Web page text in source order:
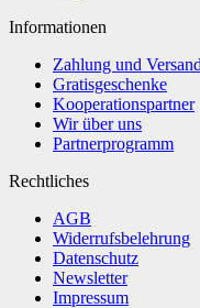
Informationen
Zahlung und Versand
Gratisgeschenke
Kooperationspartner
Wir über uns
Partnerprogramm
Rechtliches
AGB
Widerrufsbelehrung
Datenschutz
Newsletter
Impressum